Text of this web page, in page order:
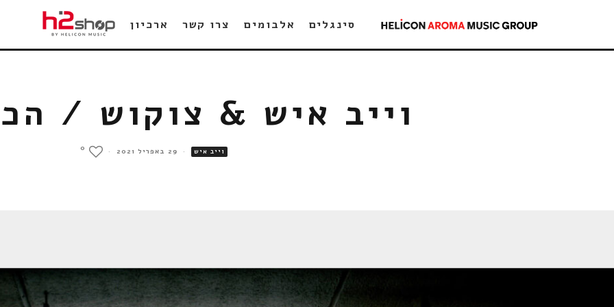
סינגלים אלבומים צרו קשר ארכיון
וייב איש & צוקוש /
וייב איש · 29 באפריל 2021 ·
0